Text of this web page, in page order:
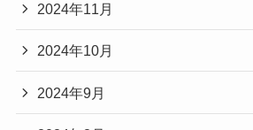
2024年11月
2024年10月
2024年9月